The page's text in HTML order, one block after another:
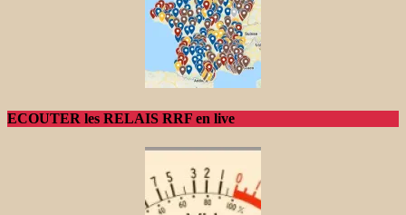
ECOUTER les RELAIS RRF en live